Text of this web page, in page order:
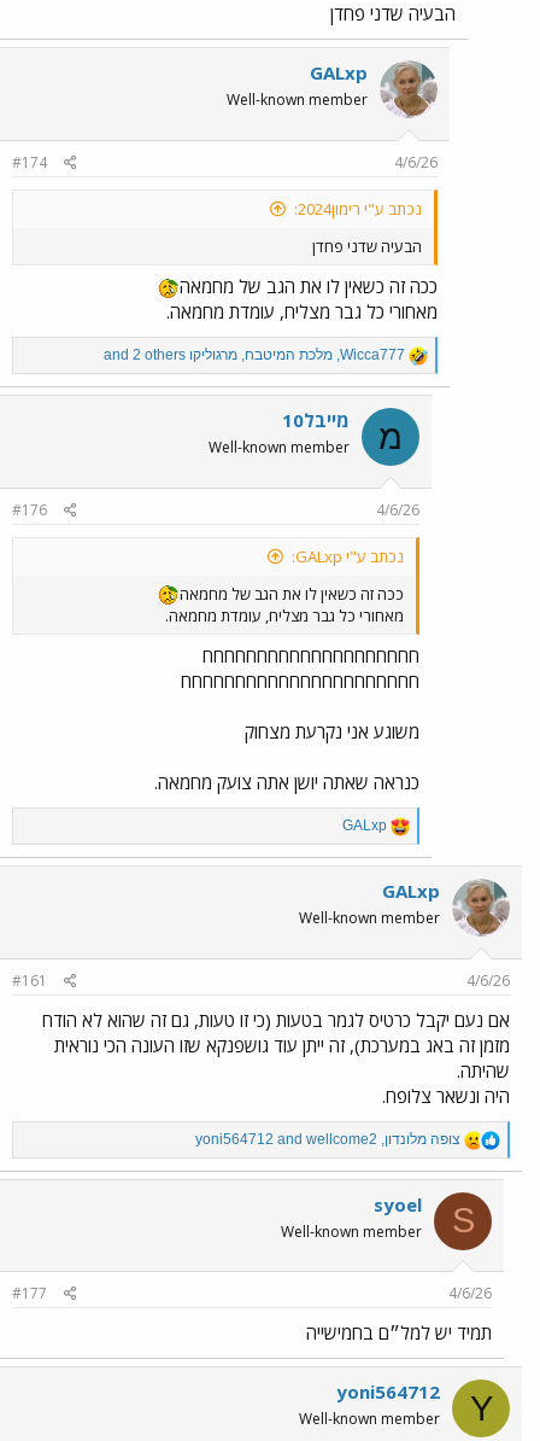
הבעיה שדני פחדן
GALxp
Well-known member
4/6/26
#174
נכתב ע"י רימון2024:
הבעיה שדני פחדן
ככה זה כשאין לו את הגב של מחמאה
מאחורי כל גבר מצליח, עומדת מחמאה.
R
e
a
c
o
n
s
Wicca777
, מלכת המיטבח, מרגוליקו
מ מייבל10
Well-known member
4/6/26
#176
נכתב ע"י GALxp:
ככה זה כשאין לו את הגב של מחמאה
מאחורי כל גבר מצליח, עומדת מחמאה.
חחחחחחחחחחחחחחחחחחחח
חחחחחחחחחחחחחחחחחחחחחח
משוגע אני נקרעת מצחוק
כנראה שאתה יושן אתה צועק מחמאה.
R
e
a
c
t
i
n
GALxp
GALxp
Well-known member
4/6/26
#161
אם נעם יקבל כרטיס לגמר בטעות (כי זו טעות, גם זה שהוא לא הודח
מזמן זה באג במערכת), זה ייתן עוד גושפנקא שזו העונה הכי נוראית
שהיתה.
היה ונשאר צלופח.
R
e
a
c
t
i
o
s
צופה מלונדון wellcome2
yoni564712
S
syoel
Well-known member
4/6/26
#177
תמיד יש למל״ם בחמישייה
Y
yoni564712
Well-known member